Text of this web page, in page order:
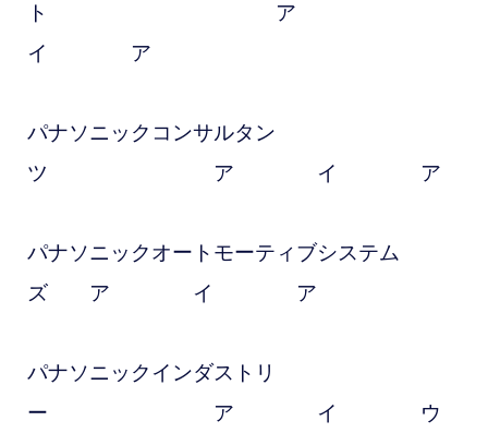
ト ア
イ ア
パナソニックコンサルタン
ツ ア イ ア
パナソニックオートモーティブシステム
ズ ア イ ア
パナソニックインダストリ
ー ア イ ウ